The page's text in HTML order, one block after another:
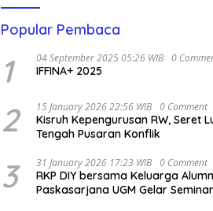
Popular Pembaca
1 04 September 2025 05:26 WIB 0
IFFINA+ 2025
2 15 January 2026 22:56 WIB 0 Comment
Kisruh Kepengurusan RW, Seret
Tengah Pusaran Konflik
3 31 January 2026 17:23 WIB 0 Comment
RKP DIY bersama Keluarga
Paskasarjana UGM Gelar